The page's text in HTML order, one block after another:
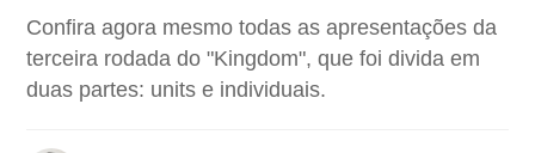
Confira agora mesmo todas as apresentações da
terceira rodada do "Kingdom", que foi divida em
duas partes: units e individuais.